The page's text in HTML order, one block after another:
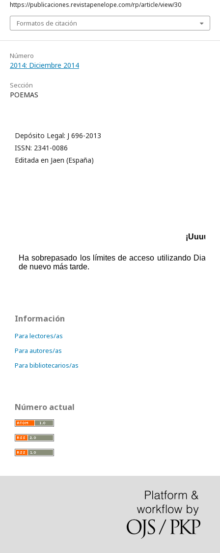
https://publicaciones.revistapenelope.com/rp/article/view/30
Formatos de citación
Número
2014: Diciembre 2014
Sección
POEMAS
Depósito Legal: J 696-2013
ISSN: 2341-0086
Editada en Jaen (España)
Información
Para lectores/as
Para autores/as
Para bibliotecarios/as
Número actual